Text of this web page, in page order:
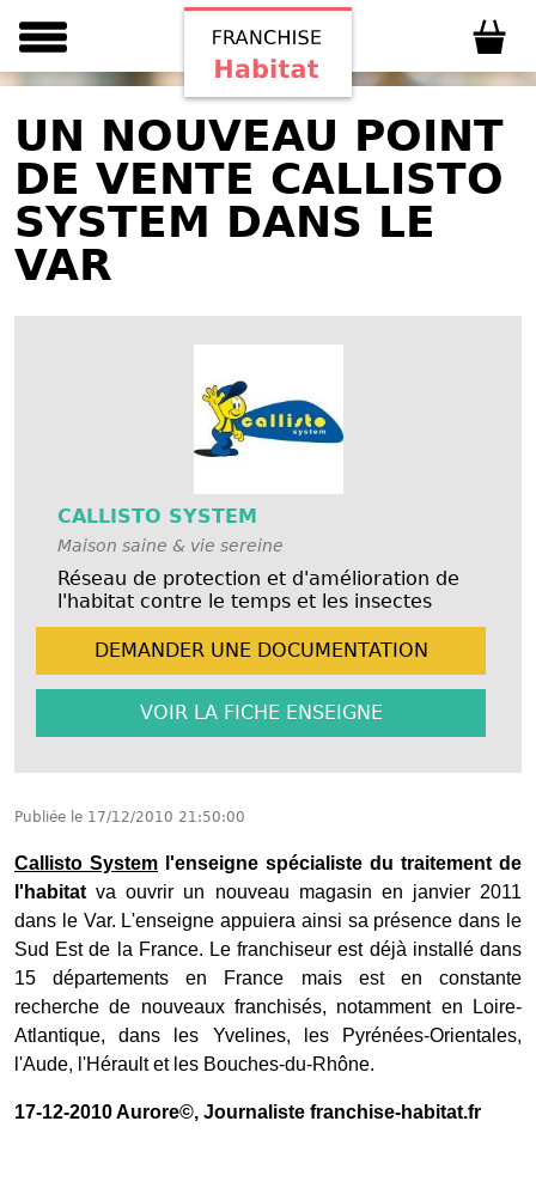
UN NOUVEAU POINT
DE VENTE CALLISTO
SYSTEM DANS LE
VAR
CALLISTO SYSTEM
Maison saine & vie sereine
Réseau de protection et d'amélioration de
l'habitat contre le temps et les insectes
DEMANDER UNE DOCUMENTATION
VOIR LA FICHE ENSEIGNE
Publiée le 17/12/2010 21:50:00
Callisto System l'enseigne spécialiste du traitement de
l'habitat va ouvrir un nouveau magasin en janvier 2011
dans le Var. L'enseigne appuiera ainsi sa présence dans le
Sud Est de la France. Le franchiseur est déjà installé dans
15 départements en France mais est en constante
recherche de nouveaux franchisés, notamment en Loire-
Atlantique, dans les Yvelines, les Pyrénées-Orientales,
l'Aude, l'Hérault et les Bouches-du-Rhône.
17-12-2010 Aurore©, Journaliste franchise-habitat.fr